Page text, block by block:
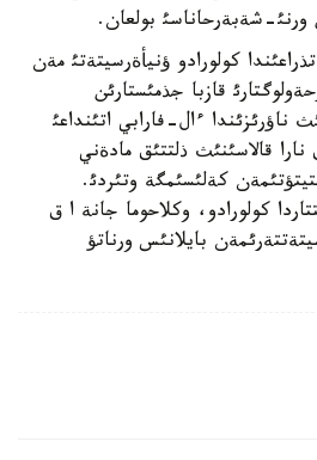
ورنئ-شةبةرحاناسئ بولعان.
كولورادو ؤنيأةرسيتةتئ مةن
قازبا جذمئستارئن
ناؤرئزئندا ءال-فارابي اتئنداعئ
قالاسئنئث ذلتتئق مادةني
كةلئسئمگة وتئردئ.
كولورادو، وكلاحوما جانة ا ق
بايلانئس ورناتؤ